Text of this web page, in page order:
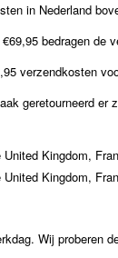
in Nederland
bedragen de
verzendkosten
geretourneerd er
Kingdom,
Kingdom,
Wij proberen